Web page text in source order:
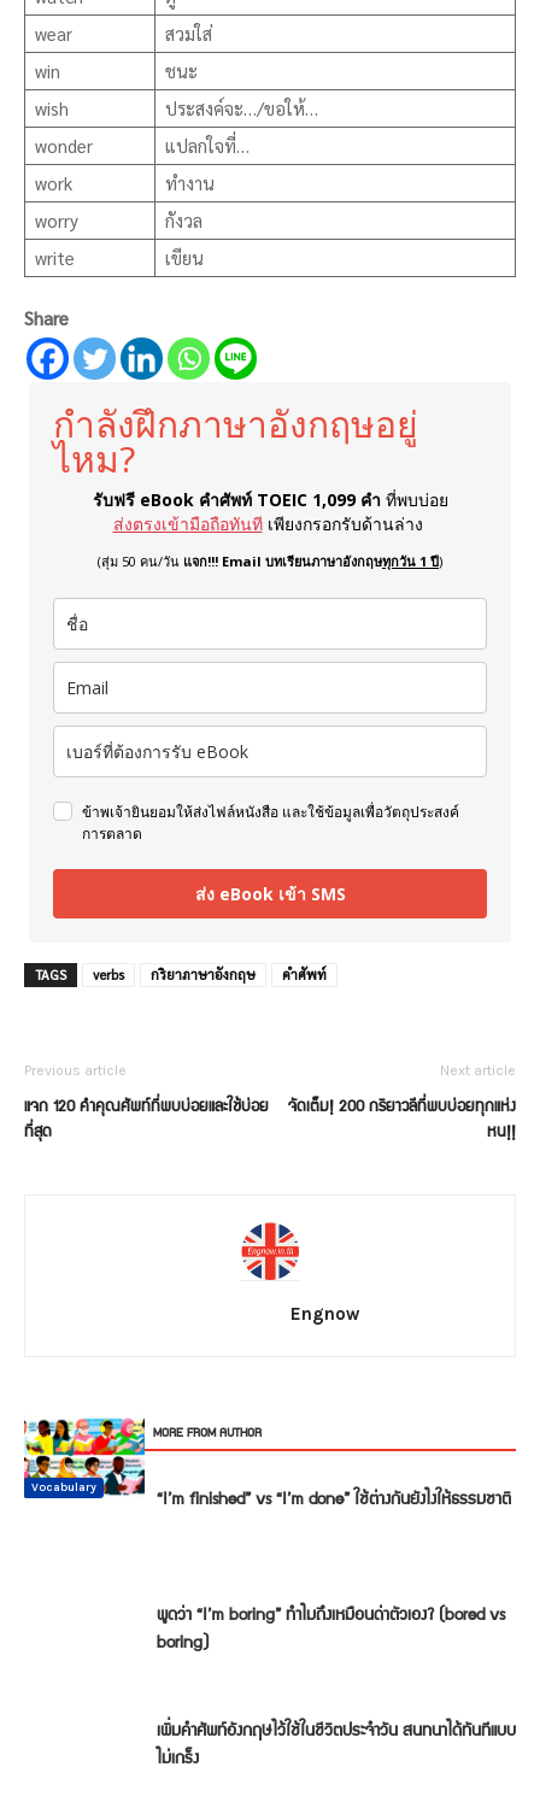
wear
สวมใส่
win
ชนะ
wish
ประสงค์จะ…/ขอให้…
wonder
แปลกใจที่…
work
ทำงาน
worry
กังวล
write
เขียน
Share
กำลังฝึกภาษาอังกฤษอยู่
ไหม?
รับฟรี eBook คำศัพท์ TOEIC 1,099 คำ ที่พบบ่อย
ส่งตรงเข้ามือถือทันที เพียงกรอกรับด้านล่าง
(สุ่ม 50 คน/วัน แจก!!! Email บทเรียนภาษาอังกฤษทุกวัน 1 ปี)
ข้าพเจ้ายินยอมให้ส่งไฟล์หนังสือ และใช้ข้อมูลเพื่อวัตถุประสงค์
การตลาด
ส่ง eBook เข้า SMS
TAGS verbs กริยาภาษาอังกฤษ คำศัพท์
Previous article
แจก 120 คำคุณศัพท์ที่พบบ่อยและใช้บ่อย
ที่สุด
Next article
จัดเต็ม! 200 กริยาวลีที่พบบ่อยทุกแห่ง
หน!!
Engnow
RELATED ARTICLES MORE FROM AUTHOR
Conversation “I’m finished” vs “I’m done” ใช้ต่างกันยังไงให้ธรรมชาติ
Vocabulary
พูดว่า “I’m boring” ทำไมถึงเหมือนด่าตัวเอง? (bored vs
boring)
Vocabulary
เพิ่มคำศัพท์อังกฤษไว้ใช้ในชีวิตประจำวัน สนทนาได้ทันทีแบบ
ไม่เกร็ง
Vocabulary
Vocabulary
Vocabulary